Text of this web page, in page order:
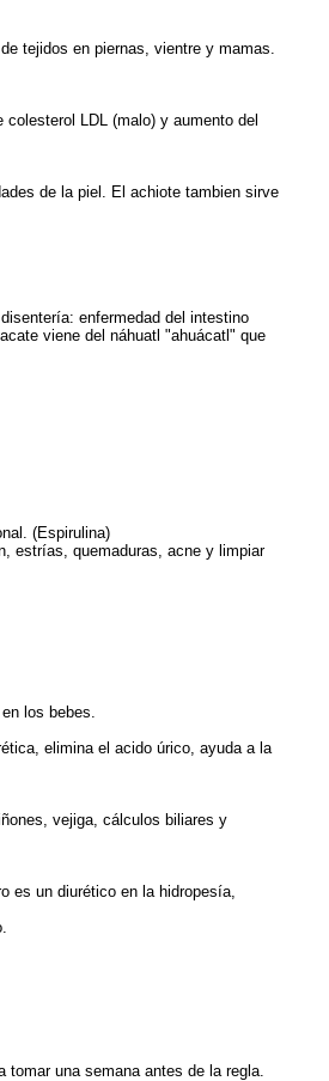
tejidos en piernas, vientre y mamas.
LDL (malo) y aumento del
de la piel. El achiote tambien sirve
enfermedad del intestino
viene del náhuatl "ahuácatl" que
(Espirulina)
estrías, quemaduras, acne y limpiar
los bebes.
elimina el acido úrico, ayuda a la
vejiga, cálculos biliares y
es un diurético en la hidropesía,
tomar una semana antes de la regla.